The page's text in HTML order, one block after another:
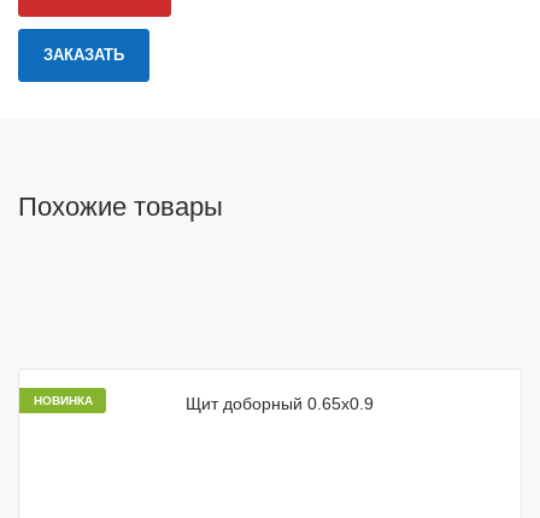
Похожие товары
НОВИНКА